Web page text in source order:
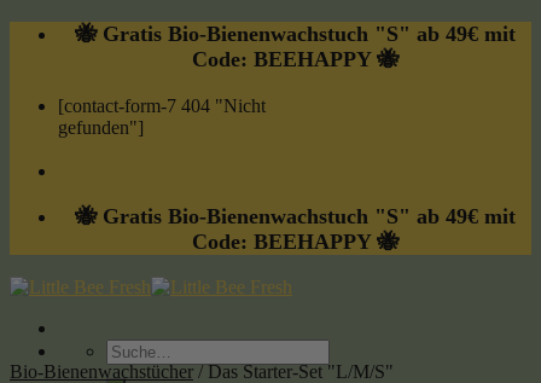
Skip
🐝 Gratis Bio-Bienenwachstuch "S" ab 49€ mit
Code: BEEHAPPY 🐝
[contact-form-7 404 "Nicht
gefunden"]
🐝 Gratis Bio-Bienenwachstuch "S" ab 49€ mit
Code: BEEHAPPY 🐝
Suche
nach:
Bio-Bienenwachstücher / Das Starter-Set "L/M/S"